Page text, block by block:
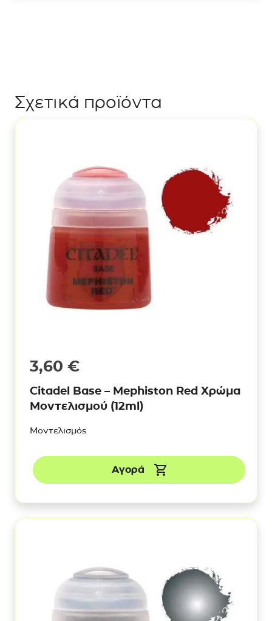
Σχετικά προϊόντα
3,60 €
Citadel Base – Mephiston Red Χρώμα
Μοντελισμού (12ml)
Μοντελισμός
Αγορά